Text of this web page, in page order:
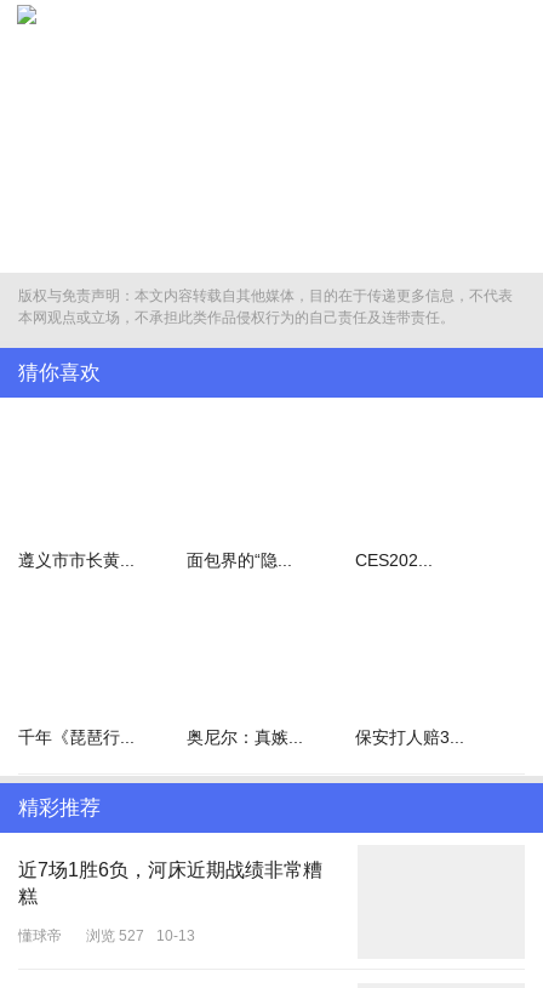
版权与免责声明：本文内容转载自其他媒体，目的在于传递更多信息，不代表
本网观点或立场，不承担此类作品侵权行为的自己责任及连带责任。
猜你喜欢
遵义市市长黄... 面包界的“隐... CES202...
千年《琵琶行... 奥尼尔：真嫉... 保安打人赔3...
精彩推荐
近7场1胜6负，河床近期战绩非常糟
糕
懂球帝 浏览 527 10-13